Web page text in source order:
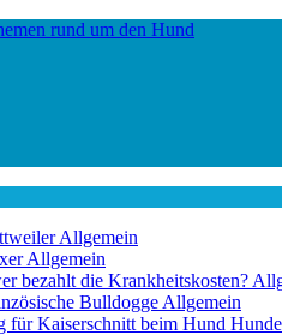
Allgemein
Allgemein
bezahlt die Krankheitskosten?
Bulldogge Allgemein
für Kaiserschnitt beim Hund